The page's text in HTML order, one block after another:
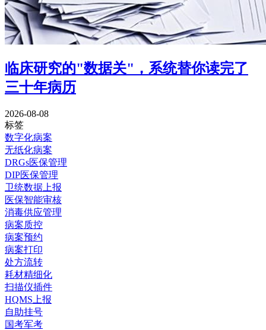
临床研究的"数据关"，系统替你读完了
三十年病历
2026-08-08
标签
数字化病案
无纸化病案
DRGs医保管理
DIP医保管理
卫统数据上报
医保智能审核
消毒供应管理
病案质控
病案预约
病案打印
处方流转
耗材精细化
扫描仪插件
HQMS上报
自助挂号
国考军考